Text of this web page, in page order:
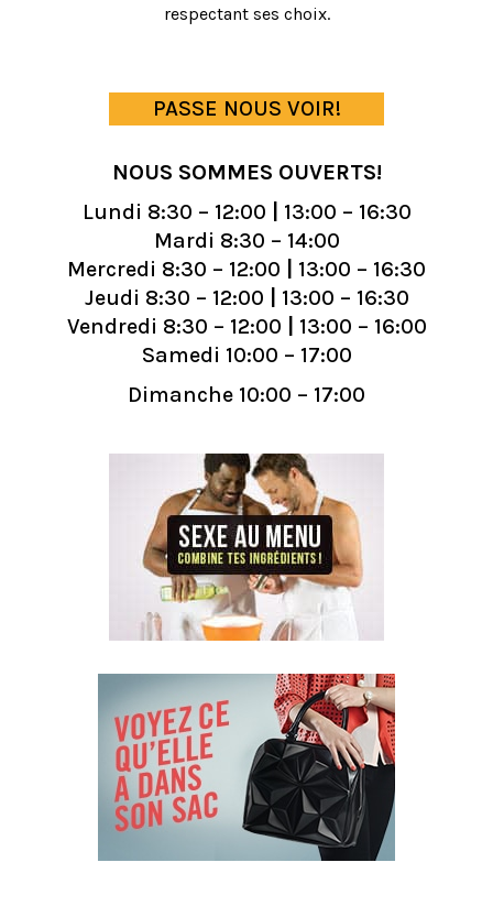
respectant ses choix.
PASSE NOUS VOIR!
NOUS SOMMES OUVERTS!
Lundi 8:30 – 12:00
13:00 – 16:30
Mardi 8:30 – 14:00
Mercredi 8:30 – 12:00
13:00 – 16:30
Jeudi 8:30 – 12:00
13:00 – 16:30
Vendredi 8:30 – 12:00
13:00 – 16:00
Samedi 10:00 – 17:00
Dimanche 10:00 – 17:00